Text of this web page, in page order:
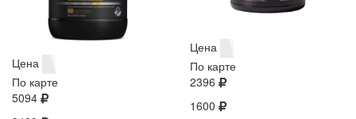
Цена
По карте
5094
Цена
По карте
2396
1600